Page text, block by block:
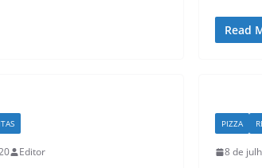
Read
Editor
PIZZA
8 de